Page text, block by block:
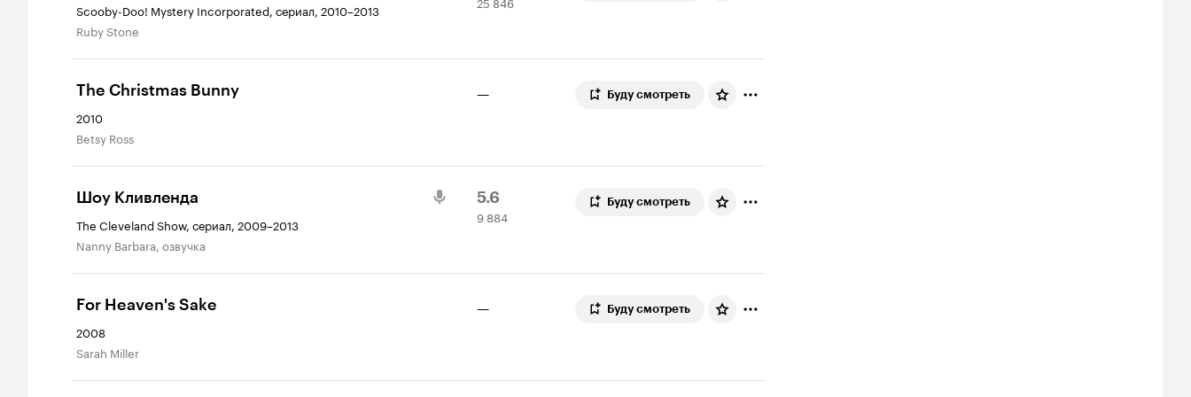
Scooby-Doo! Mystery Incorporated, сериал, 2010–2013
Ruby Stone
Кинопоиска
846
The Christmas Bunny
2010
Betsy Ross
— Буду смотреть
Шоу Кливленда
The Cleveland Show, сериал, 2009–2013
Nanny Barbara, озвучка
Рейтинг
Кинопоиска
5.6
9
884
9 884
Буду смотреть
For Heaven's Sake
2008
Sarah Miller
— Буду смотреть